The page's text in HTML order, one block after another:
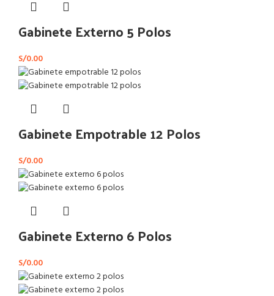
Gabinete Externo 5 Polos
S/0.00
Gabinete Empotrable 12 Polos
S/0.00
Gabinete Externo 6 Polos
S/0.00